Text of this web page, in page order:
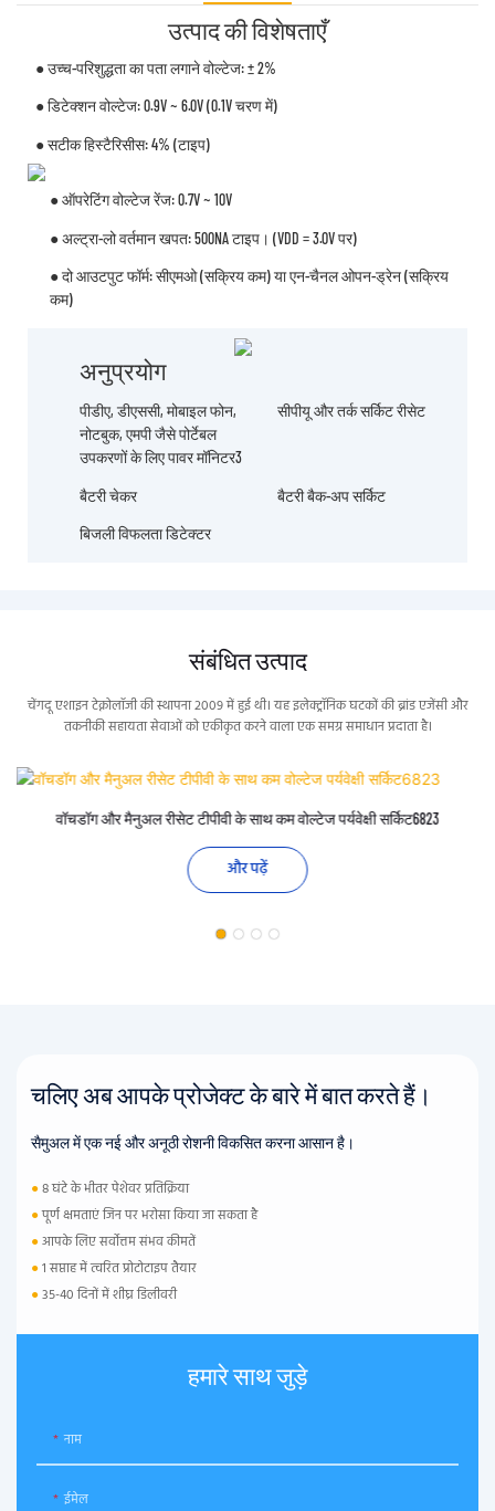
उत्पाद की विशेषताएँ
● उच्च-परिशुद्धता का पता लगाने वोल्टेज: ± 2%
● डिटेक्शन वोल्टेज: 0.9V ~ 6.0V (0.1V चरण में)
● सटीक हिस्टैरिसीस: 4% (टाइप)
● ऑपरेटिंग वोल्टेज रेंज: 0.7V ~ 10V
● अल्ट्रा-लो वर्तमान खपत: 500NA टाइप। (VDD = 3.0V पर)
● दो आउटपुट फॉर्म: सीएमओ (सक्रिय कम) या एन-चैनल ओपन-ड्रेन (सक्रिय
कम)
अनुप्रयोग
पीडीए, डीएससी, मोबाइल फोन,
नोटबुक, एमपी जैसे पोर्टेबल
उपकरणों के लिए पावर मॉनिटर3
सीपीयू और तर्क सर्किट रीसेट
बैटरी चेकर बैटरी बैक-अप सर्किट
बिजली विफलता डिटेक्टर
संबंधित उत्पाद
चेंगदू एशाइन टेक्नोलॉजी की स्थापना 2009 में हुई थी। यह इलेक्ट्रॉनिक घटकों की ब्रांड एजेंसी और
तकनीकी सहायता सेवाओं को एकीकृत करने वाला एक समग्र समाधान प्रदाता है।
वॉचडॉग और मैनुअल रीसेट टीपीवी के साथ कम वोल्टेज पर्यवेक्षी सर्किट6823
और पढ़ें
चलिए अब आपके प्रोजेक्ट के बारे में बात करते हैं।
सैमुअल में एक नई और अनूठी रोशनी विकसित करना आसान है।
●8 घंटे के भीतर पेशेवर प्रतिक्रिया
●पूर्ण क्षमताएं जिन पर भरोसा किया जा सकता है
●आपके लिए सर्वोत्तम संभव कीमतें
●1 सप्ताह में त्वरित प्रोटोटाइप तैयार
●35-40 दिनों में शीघ्र डिलीवरी
हमारे साथ जुड़े
नाम
ईमेल